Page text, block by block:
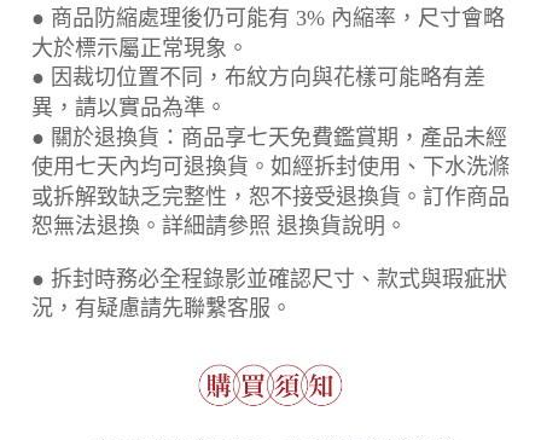
● 商品防縮處理後仍可能有 3% 內縮率，尺寸會略
大於標示屬正常現象。
● 因裁切位置不同，布紋方向與花樣可能略有差
異，請以實品為準。
● 關於退換貨：商品享七天免費鑑賞期，產品未經
使用七天內均可退換貨。如經拆封使用、下水洗滌
或拆解致缺乏完整性，恕不接受退換貨。訂作商品
恕無法退換。詳細請參照 退換貨說明。
● 拆封時務必全程錄影並確認尺寸、款式與瑕疵狀
況，有疑慮請先聯繫客服。